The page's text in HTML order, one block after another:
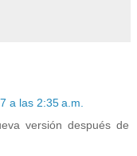
a las 2:35 a.m.
versión después de